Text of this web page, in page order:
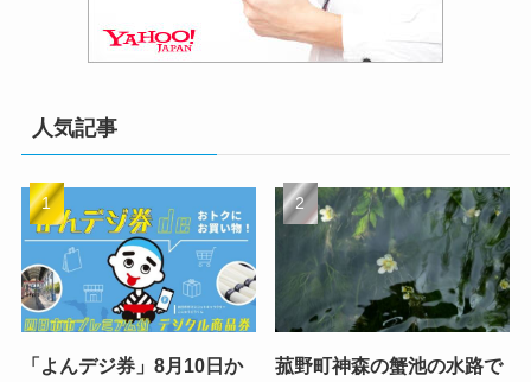
人気記事
「よんデジ券」8月10日か
菰野町神森の蟹池の水路で